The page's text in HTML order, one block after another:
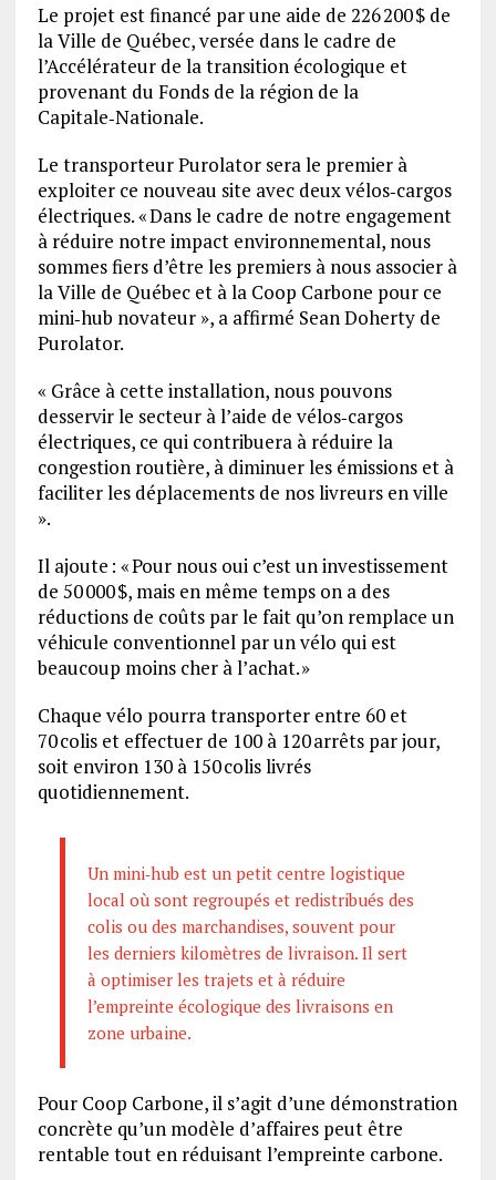
Le projet est financé par une aide de 226 200 $ de
la Ville de Québec, versée dans le cadre de
l’Accélérateur de la transition écologique et
provenant du Fonds de la région de la
Capitale‑Nationale.
Le transporteur Purolator sera le premier à
exploiter ce nouveau site avec deux vélos‑cargos
électriques. « Dans le cadre de notre engagement
à réduire notre impact environnemental, nous
sommes fiers d’être les premiers à nous associer à
la Ville de Québec et à la Coop Carbone pour ce
mini‑hub novateur », a affirmé Sean Doherty de
Purolator.
« Grâce à cette installation, nous pouvons
desservir le secteur à l’aide de vélos‑cargos
électriques, ce qui contribuera à réduire la
congestion routière, à diminuer les émissions et à
faciliter les déplacements de nos livreurs en ville
».
Il ajoute : « Pour nous oui c’est un investissement
de 50 000 $, mais en même temps on a des
réductions de coûts par le fait qu’on remplace un
véhicule conventionnel par un vélo qui est
beaucoup moins cher à l’achat. »
Chaque vélo pourra transporter entre 60 et
70 colis et effectuer de 100 à 120 arrêts par jour,
soit environ 130 à 150 colis livrés
quotidiennement.
Un mini‑hub est un petit centre logistique
local où sont regroupés et redistribués des
colis ou des marchandises, souvent pour
les derniers kilomètres de livraison. Il sert
à optimiser les trajets et à réduire
l’empreinte écologique des livraisons en
zone urbaine.
Pour Coop Carbone, il s’agit d’une démonstration
concrète qu’un modèle d’affaires peut être
rentable tout en réduisant l’empreinte carbone.